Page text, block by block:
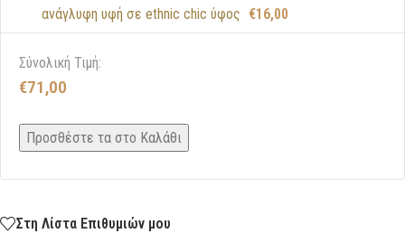
ανάγλυφη υφή σε ethnic chic ύφος €16,00
Σύνολική Τιμή:
€71,00
Προσθέστε τα στο Καλάθι
Στη Λίστα Επιθυμιών μου